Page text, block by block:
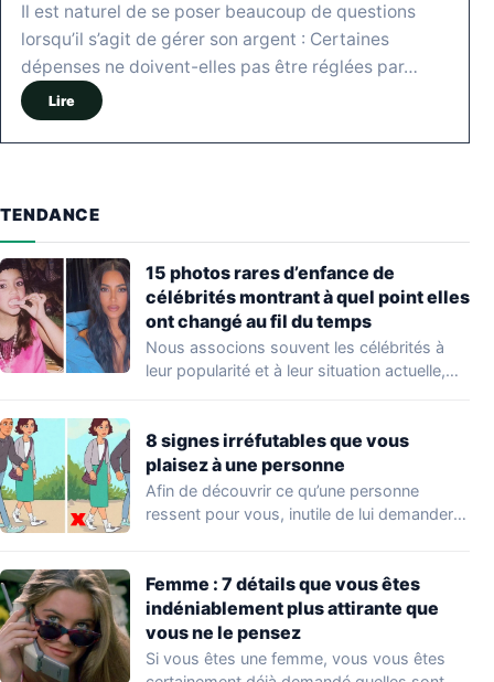
Il est naturel de se poser beaucoup de questions
lorsqu’il s’agit de gérer son argent : Certaines
dépenses ne doivent-elles pas être réglées par…
Lire
TENDANCE
15 photos rares d’enfance de
célébrités montrant à quel point elles
ont changé au fil du temps
Nous associons souvent les célébrités à
leur popularité et à leur situation actuelle,
8 signes irréfutables que vous
plaisez à une personne
Afin de découvrir ce qu’une personne
ressent pour vous, inutile de lui demander
Femme : 7 détails que vous êtes
indéniablement plus attirante que
vous ne le pensez
Si vous êtes une femme, vous vous êtes